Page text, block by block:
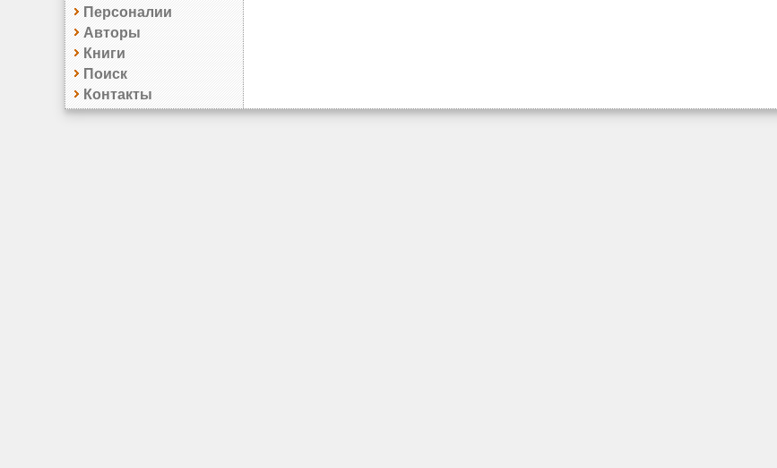
Персоналии
Авторы
Книги
Поиск
Контакты